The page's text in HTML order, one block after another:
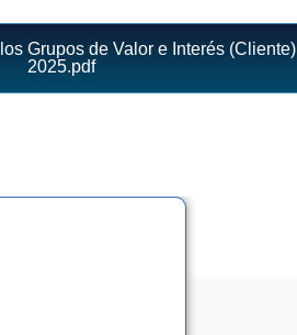
Grupos de Valor e Interés (Cliente)
2025.pdf